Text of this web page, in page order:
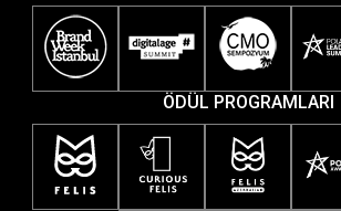
ÖDÜL PROGRAMLARI